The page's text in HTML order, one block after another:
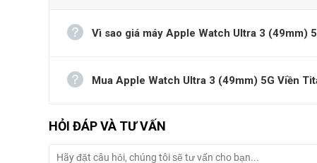
Vì sao giá máy Apple Watch Ultra 3 (49mm)
Mua Apple Watch Ultra 3 (49mm) 5G Viền
HỎI ĐÁP VÀ TƯ VẤN